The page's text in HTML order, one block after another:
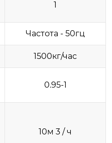
1
Частота - 50гц
1500кг/час
0.95-1
10м 3 / ч